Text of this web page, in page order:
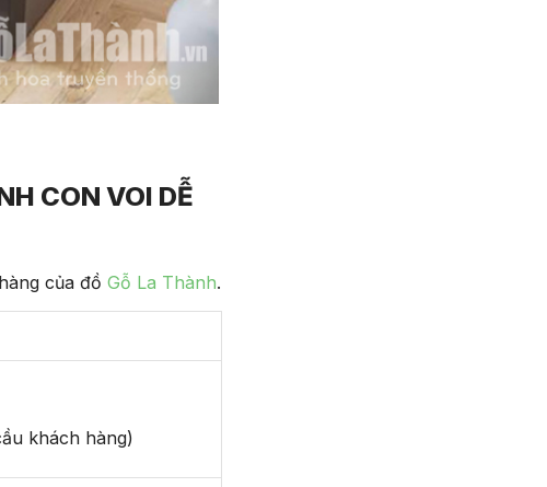
CON VOI DỄ
của đồ Gỗ La Thành.
khách hàng)